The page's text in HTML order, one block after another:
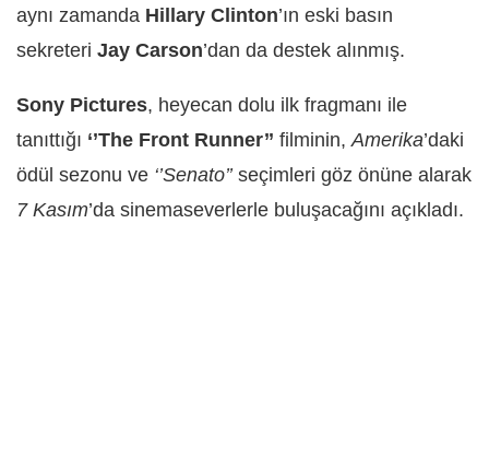
aynı zamanda Hillary Clinton’ın eski basın
sekreteri Jay Carson’dan da destek alınmış.
Sony Pictures, heyecan dolu ilk fragmanı ile
tanıttığı ‘’The Front Runner’’ filminin,Amerika’daki
ödül sezonu ve ‘’Senato’’seçimleri göz önüne alarak
7 Kasım’da sinemaseverlerle buluşacağını açıkladı.